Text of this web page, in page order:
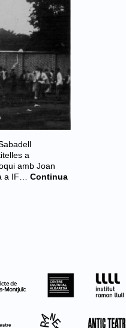
a
amb Joan
a IF… Continua